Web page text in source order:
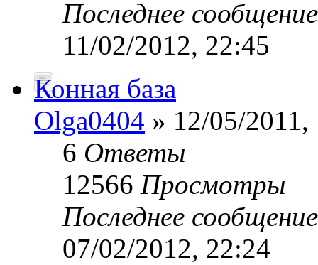
Последнее
11/02/2012, 22:45
Конная база
Olga0404 » 12/05/2011,
6 Ответы
12566 Просмотры
Последнее
07/02/2012, 22:24